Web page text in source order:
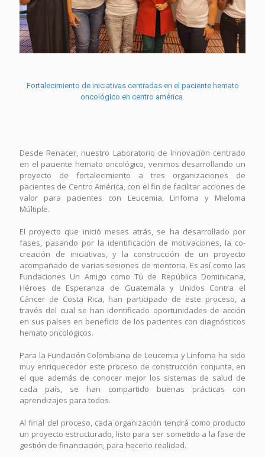
Fortalecimiento de iniciativas centradas en el paciente hemato
oncológico en centro américa.
Desde Renacer, nuestro Laboratorio de Innovación centrado
en el paciente hemato oncológico, venimos desarrollando un
proyecto de fortalecimiento a tres organizaciones de
pacientes de Centro América, con el fin de facilitar acciones de
valor para pacientes con Leucemia, Linfoma y Mieloma
Múltiple.
El proyecto que inició meses atrás, se ha desarrollado por
fases, pasando por la identificación de motivaciones, la co-
creación de iniciativas, y la construcción de un proyecto
acompañado de varias sesiones de mentoria. Es así como las
Fundaciones Un Amigo como Tú de República Dominicana,
Héroes de Esperanza de Guatemala y Unidos Contra el
Cáncer de Costa Rica, han participado de este proceso, a
través del cual se han identificado oportunidades de acción
en sus países en beneficio de los pacientes con diagnósticos
hemato oncológicos.
Para la Fundación Colombiana de Leucemia y Linfoma ha sido
muy enriquecedor este proceso de construcción conjunta, en
el que además de conocer mejor los sistemas de salud de
cada país, se han compartido buenas prácticas con
aprendizajes para todos.
Al final del proceso, cada organización tendrá como producto
un proyecto estructurado, listo para ser sometido a la fase de
gestión de financiación, para hacerlo realidad.